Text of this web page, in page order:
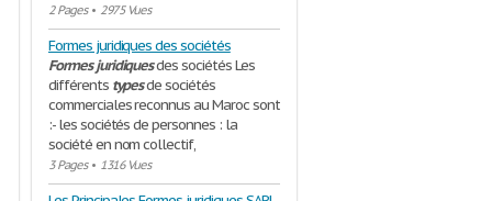
2 Pages• 2975 Vues
Formes juridiques des sociétés
Formes juridiquesdes sociétés Les
différents typesde sociétés
commerciales reconnus au Maroc sont
:- les sociétés de personnes : la
société en nom collectif,
3 Pages• 1316 Vues